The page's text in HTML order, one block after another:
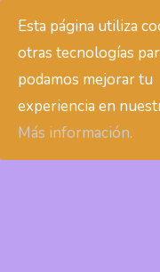
Esta página utiliza
otras tecnologías
podamos mejorar tu
experiencia en
Más información.